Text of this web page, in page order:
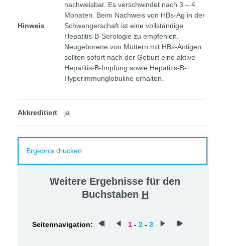
Hinweis
nachweisbar. Es verschwindet nach 3 – 4
Monaten. Beim Nachweis von HBs-Ag in der
Schwangerschaft ist eine vollständige
Hepatitis-B-Serologie zu empfehlen.
Neugeborene von Müttern mit HBs-Antigen
sollten sofort nach der Geburt eine aktive
Hepatitis-B-Impfung sowie Hepatitis-B-
Hyperimmunglobuline erhalten.
Akkreditiert ja
Ergebnis drucken
Weitere Ergebnisse für den
Buchstaben H
Seitennavigation: 1 - 2 - 3